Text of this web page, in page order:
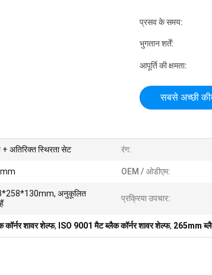
प्रसव के समय:
भुगतान शर्तें:
आपूर्ति की क्षमता:
सबसे अच्छी
अतिरिक्त स्थिरता सेट रंग:
OEM / ओडीएम:
अनुकूलित
प्रक्रिया उपचार:
शावर शेल्फ, ISO 9001 मैट ब्लैक कॉर्नर शावर शेल्फ, 265mm